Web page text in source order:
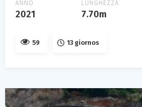
ANNO
2021
LUNGHEZZA
7.70m
59 13 giornos